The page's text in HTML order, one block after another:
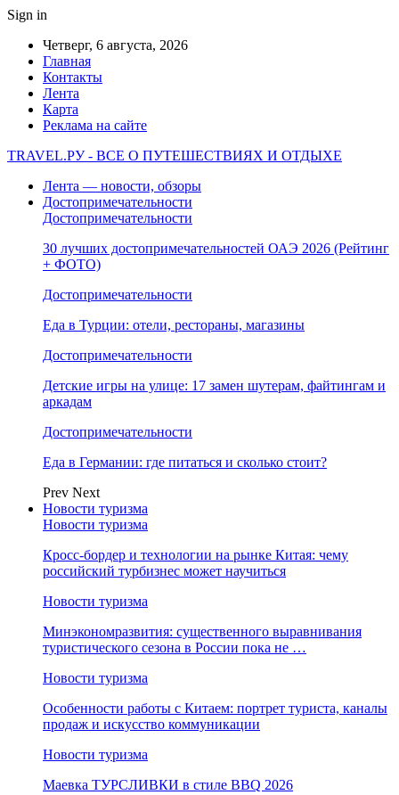
Sign in
Четверг, 6 августа, 2026
Главная
Контакты
Лента
Карта
Реклама на сайте
TRAVEL.РУ - ВСЕ О ПУТЕШЕСТВИЯХ И ОТДЫХЕ
Лента — новости, обзоры
Достопримечательности
Достопримечательности
30 лучших достопримечательностей ОАЭ 2026 (Рейтинг
+ ФОТО)
Достопримечательности
Еда в Турции: отели, рестораны, магазины
Достопримечательности
Детские игры на улице: 17 замен шутерам, файтингам и
аркадам
Достопримечательности
Еда в Германии: где питаться и сколько стоит?
Prev Next
Новости туризма
Новости туризма
Кросс-бордер и технологии на рынке Китая: чему
российский турбизнес может научиться
Новости туризма
Минэкономразвития: существенного выравнивания
туристического сезона в России пока не …
Новости туризма
Особенности работы с Китаем: портрет туриста, каналы
продаж и искусство коммуникации
Новости туризма
Маевка ТУРСЛИВКИ в стиле BBQ 2026